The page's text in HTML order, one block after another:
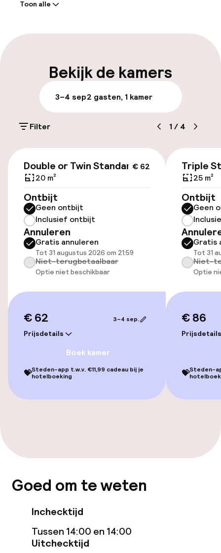
chef-kok. Een babybedje (tot 2 jaar) kost 10
Vroeg inchecken mogelijk
Bagageruimte
Parkeren & mobiliteit
Toegankelijkheid
Overal rolstoeltoegankelijk
Lift
Zwemmen & wellness
Ligstoelen
Fitnessruimte / gym
Entertainment
Gratis wifi
Bar
Eet- en drinkdiensten
Ontbijtbuffet
Toon alle
Bekijk de kamers
3–4 sep2 gasten, 1 kamer
Filter 1 / 4
€ 62
Double or Twin Standard
20 m²
Ontbijt
Geen ontbijt
Inclusief ontbijt
Annuleren
Gratis annuleren
Tot 31 augustus 2026 om 21:59
Niet-terugbetaalbaar
Optie niet beschikbaar
€ 62
Prijsdetails
3–4 sep.
Boek kamer
💝Steden-app t.w.v. €11,99 cadeau bij je
hotelboeking
Triple
25 m²
Ontbijt
Geen
Gratis
Tot 31
Niet-
Optie
€ 86
Prijsdetails
💝Steden-
Goed om te weten
Inchecktijd
Tussen 14:00 en 14:00
Uitchecktijd